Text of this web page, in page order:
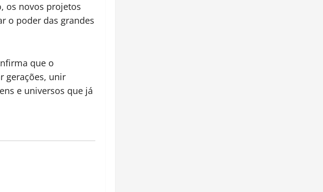
os novos projetos
o poder das grandes
que o
gerações, unir
e universos que já